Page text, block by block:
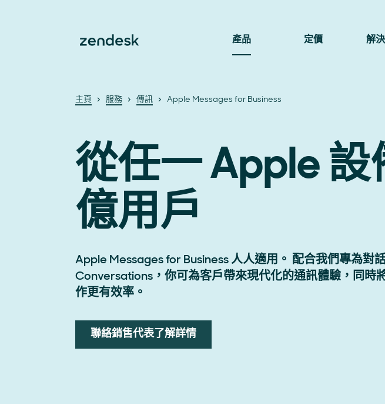
產品 定價 解
主頁 服務 傳訊 Apple Messages for Business
從任一 Apple
億用戶
Apple Messages for Business 人人適用。 配合我們專為對
Conversations，你可為客戶帶來現代化的通訊體驗，同時
作更有效率。
聯絡銷售代表了解詳情